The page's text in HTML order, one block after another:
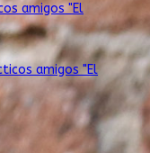
amigos "El